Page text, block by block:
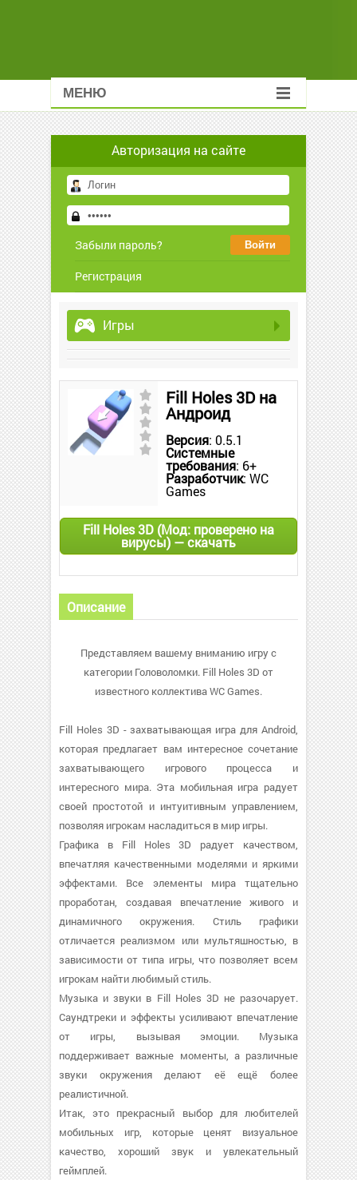
МЕНЮ
Авторизация на сайте
Забыли пароль?
Регистрация
Игры
Fill Holes 3D на
Андроид
Версия: 0.5.1
Системные
требования: 6+
Разработчик: WC
Games
Fill Holes 3D (Мод: проверено на
вирусы) — скачать
Описание
Представляем вашему вниманию игру с
категории Головоломки. Fill Holes 3D от
известного коллектива WC Games.
Fill Holes 3D - захватывающая игра для Android,
которая предлагает вам интересное сочетание
захватывающего игрового процесса и
интересного мира. Эта мобильная игра радует
своей простотой и интуитивным управлением,
позволяя игрокам насладиться в мир игры.
Графика в Fill Holes 3D радует качеством,
впечатляя качественными моделями и яркими
эффектами. Все элементы мира тщательно
проработан, создавая впечатление живого и
динамичного окружения. Стиль графики
отличается реализмом или мультяшностью, в
зависимости от типа игры, что позволяет всем
игрокам найти любимый стиль.
Музыка и звуки в Fill Holes 3D не разочарует.
Саундтреки и эффекты усиливают впечатление
от игры, вызывая эмоции. Музыка
поддерживает важные моменты, а различные
звуки окружения делают её ещё более
реалистичной.
Итак, это прекрасный выбор для любителей
мобильных игр, которые ценят визуальное
качество, хороший звук и увлекательный
геймплей.